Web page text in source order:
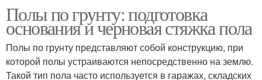
Полы по грунту: подготовка
основания и черновая стяжка пола
Полы по грунту представляют собой конструкцию, при
которой полы устраиваются непосредственно на землю.
Такой тип пола часто используется в гаражах, складских